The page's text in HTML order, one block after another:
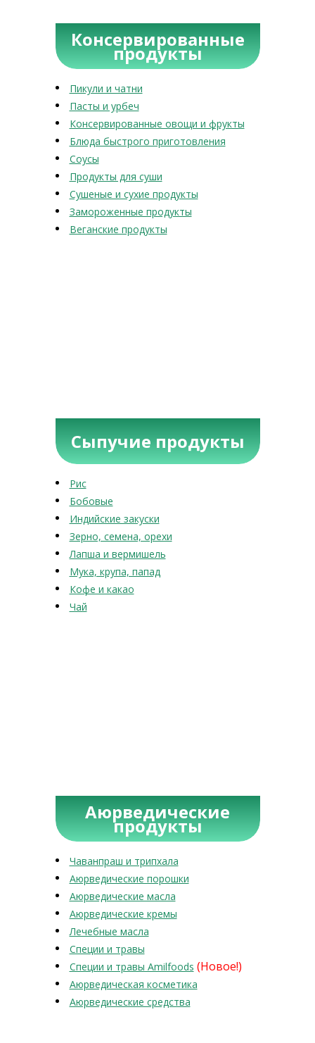
Консервированные
продукты
Пикули и чатни
Пасты и урбеч
Консервированные овощи и фрукты
Блюда быстрого приготовления
Соусы
Продукты для суши
Сушеные и сухие продукты
Замороженные продукты
Веганские продукты
Сыпучие продукты
Рис
Бобовые
Индийские закуски
Зерно, семена, орехи
Лапша и вермишель
Мука, крупа, папад
Кофе и какао
Чай
Аюрведические
продукты
Чаванпраш и трипхала
Аюрведические порошки
Аюрведические масла
Аюрведические кремы
Лечебные масла
Специи и травы
Специи и травы Amilfoods (Новое!)
Аюрведическая косметика
Аюрведические средства